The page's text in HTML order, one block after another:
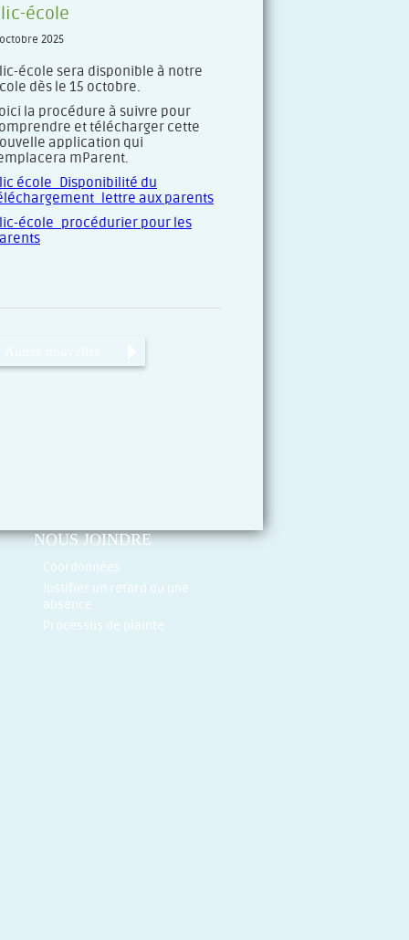
école
2025
école sera disponible à notre
dès le 15 octobre.
la procédure à suivre pour
et télécharger cette
application qui
mParent.
école_Disponibilité du
aux parents
école_procédurier pour les
NOUS JOINDRE
Coordonnées
Justifier un retard ou une
absence
Processus de plainte